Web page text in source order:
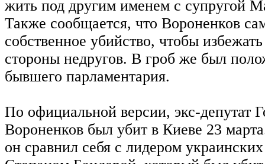
жить под другим именем с супругой
Также сообщается, что Вороненков
собственное убийство, чтобы
стороны недругов. В гроб же был
бывшего парламентария.
По официальной версии, экс-депутат
Вороненков был убит в Киеве 23
он сравнил себя с лидером